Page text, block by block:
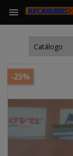

-25%